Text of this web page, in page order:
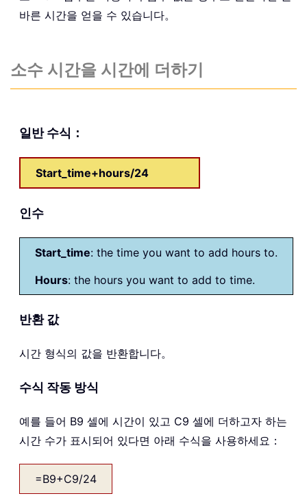
바른 시간을 얻을 수 있습니다。
소수 시간을 시간에 더하기
일반 수식：
Start_time+hours/24
인수
Start_time: the time you want to add hours to.
Hours: the hours you want to add to time.
반환 값
시간 형식의 값을 반환합니다。
수식 작동 방식
예를 들어 B9 셀에 시간이 있고 C9 셀에 더하고자 하는
시간 수가 표시되어 있다면 아래 수식을 사용하세요：
=B9+C9/24